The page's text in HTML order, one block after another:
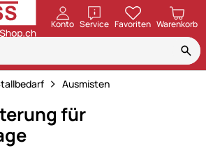
Konto ServiceöffnenFavoriten Warenkorb
Ausmisten
für